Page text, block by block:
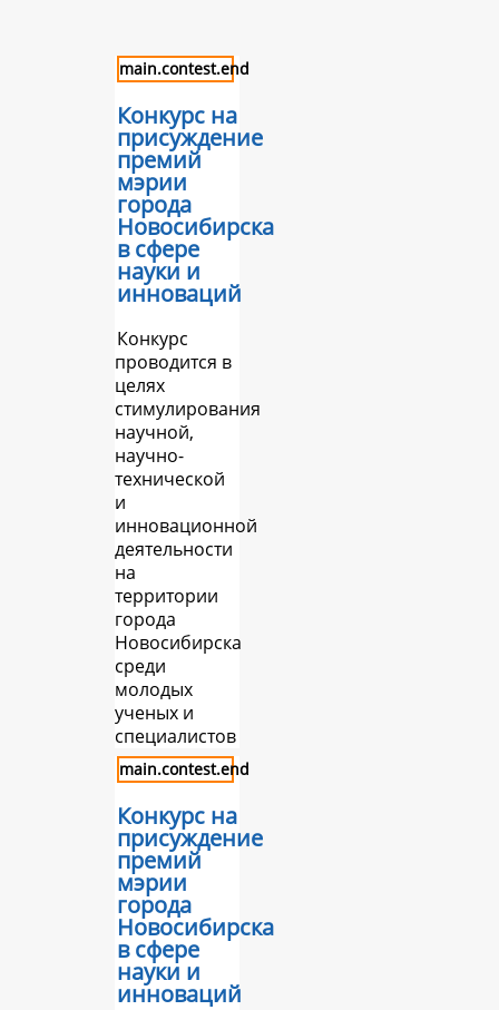
main.contest.end
Конкурс на
присуждение
премий
мэрии
города
Новосибирска
в сфере
науки и
инноваций
Конкурс
проводится в
целях
стимулирования
научной,
научно-
технической
и
инновационной
деятельности
на
территории
города
Новосибирска
среди
молодых
ученых и
специалистов
main.contest.end
Конкурс на
присуждение
премий
мэрии
города
Новосибирска
в сфере
науки и
инноваций